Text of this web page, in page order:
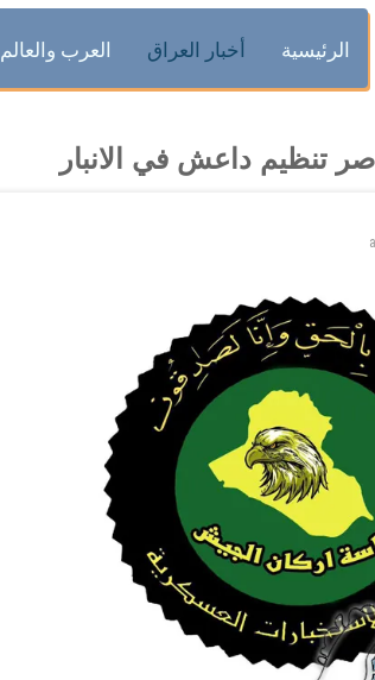
الرئيسية أخبار العراق العرب والعالم
تنظيم داعش في الانبار